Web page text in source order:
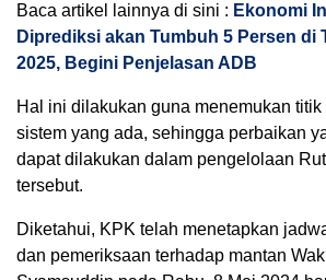
Baca artikel lainnya di sini : Ekonomi
Diprediksi akan Tumbuh 5 Persen di
2025, Begini Penjelasan ADB
Hal ini dilakukan guna menemukan
sistem yang ada, sehingga perbaikan
dapat dilakukan dalam pengelolaan
tersebut.
Diketahui, KPK telah menetapkan
dan pemeriksaan terhadap mantan